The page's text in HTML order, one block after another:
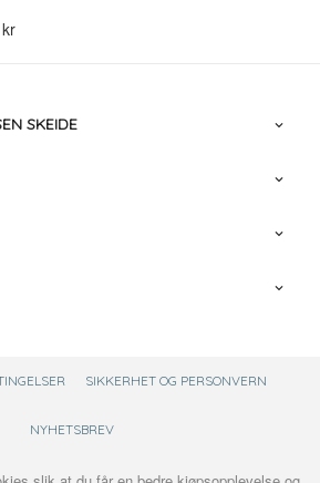
SKEIDE
SIKKERHET OG PERSONVERN
NYHETSBREV